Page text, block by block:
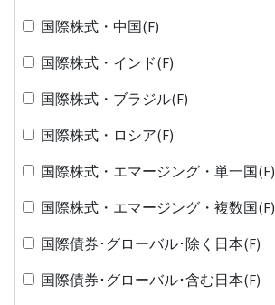
国際株式・中国(F)
国際株式・インド(F)
国際株式・ブラジル(F)
国際株式・ロシア(F)
国際株式・エマージング・単一国(F)
国際株式・エマージング・複数国(F)
国際債券･グローバル･除く日本(F)
国際債券･グローバル･含む日本(F)